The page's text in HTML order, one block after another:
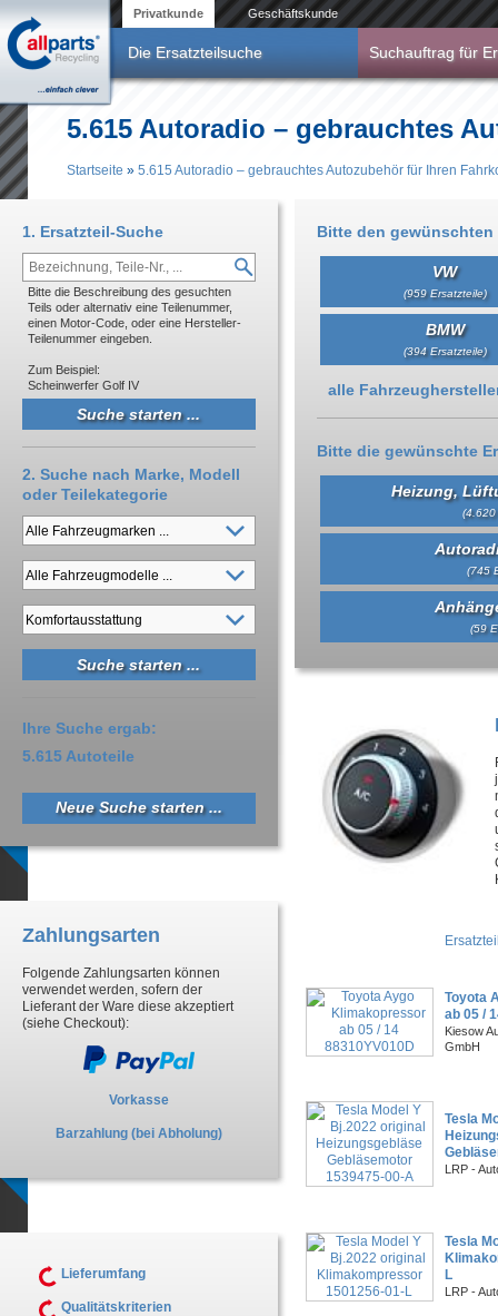
Privatkunde Geschäftskunde
Die Ersatzteilsuche Suchauftrag für
5.615 Autoradio – gebrauchtes
Startseite » 5.615 Autoradio – gebrauchtes Autozubehör für Ihren
Bitte den gewünschten
VW
(959 Ersatzteile)
BMW
(394 Ersatzteile)
Anzeigen
alle
Bitte die gewünschte
Heizung,
(4.620
(745
(59
Toyota
ab 05 /
Kiesow
GmbH
Tesla
LRP -
Tesla
L
LRP -
1. Ersatzteil-Suche
Bitte die Beschreibung des gesuchten
Teils oder alternativ eine Teilenummer,
einen Motor-Code, oder eine Hersteller-
Teilenummer eingeben.
Zum Beispiel:
Scheinwerfer Golf IV
2. Suche nach Marke, Modell
oder Teilekategorie
Ihre Suche ergab:
5.615 Autoteile
Neue Suche starten ...
Zahlungsarten
Folgende Zahlungsarten können
verwendet werden, sofern der
Lieferant der Ware diese akzeptiert
(siehe Checkout):
Vorkasse
Barzahlung (bei Abholung)
Lieferumfang
Qualitätskriterien